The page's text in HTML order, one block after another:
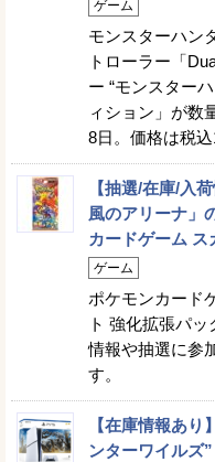
ゲーム
モンスターハン
トローラー「
ー “モンスター
ィション」が数
8日。価格は税込
【抽選/在庫/入
風のアリーナ」
カードゲーム ス
ゲーム
ポケモンカード
ト 強化拡張パ
情報や抽選に参
す。
【在庫情報あ
ンターワイルズ